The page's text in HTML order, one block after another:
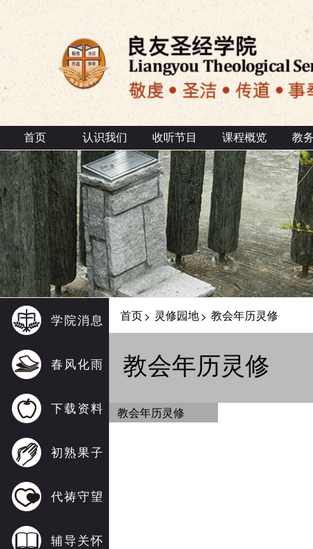
首页 认识我们 收听节目 课程概览 教
学院消息
春风化雨
下载资料
初熟果子
代祷守望
辅导关怀
首页> 灵修园地> 教会年历灵修
教会年历灵修
教会年历灵修